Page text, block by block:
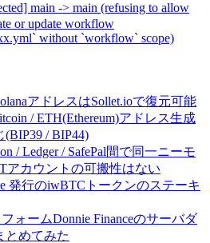
main -> main (refusing to allow
or update workflow
without `workflow` scope)
アドレスはSollet.ioで復元可能
/ ETH(Ethereum)アドレス生成
/ BIP44)
/ Ledger / SafePal間で同一ニーモ
アカウントの可搬性はない
発行のiwBTCトークンのステーキ
ォームDonnie Financeのサーバダ
とめてみた